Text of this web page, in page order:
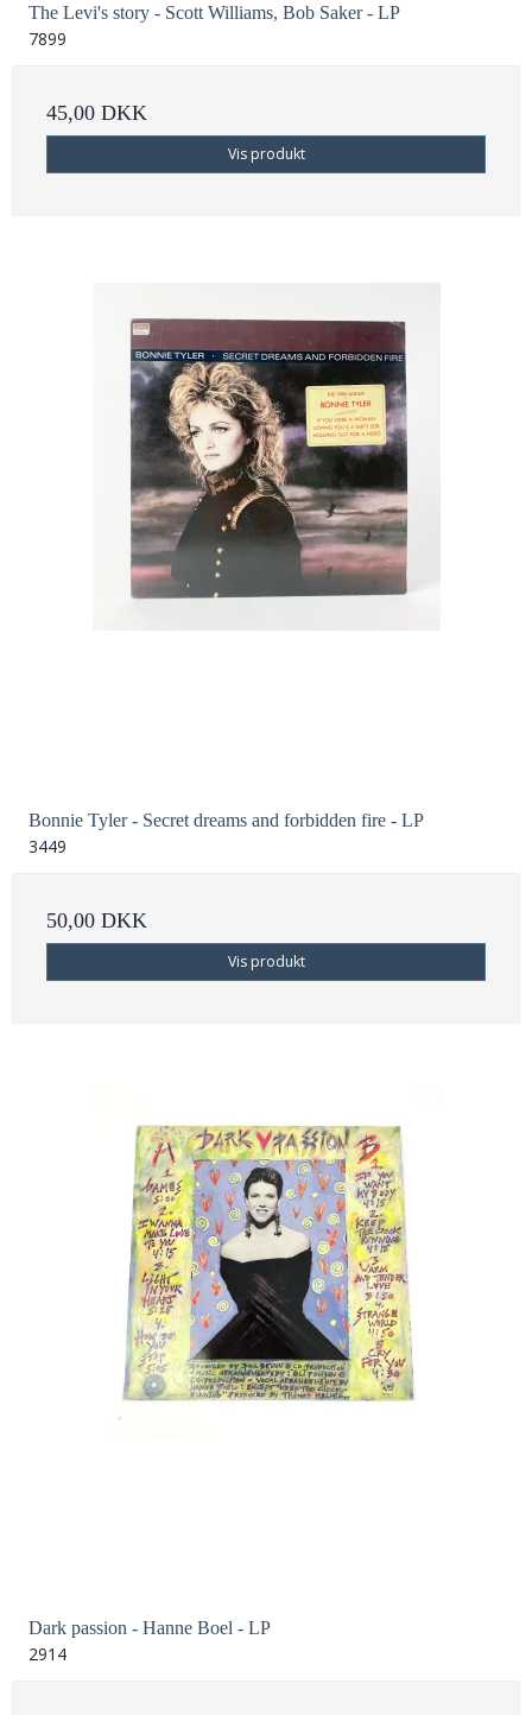
The Levi's story - Scott Williams, Bob Saker - LP
7899
45,00 DKK
Vis produkt
Bonnie Tyler - Secret dreams and forbidden fire - LP
3449
50,00 DKK
Vis produkt
Dark passion - Hanne Boel - LP
2914